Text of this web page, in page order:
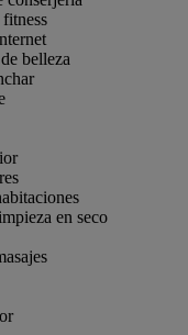
belleza
en seco